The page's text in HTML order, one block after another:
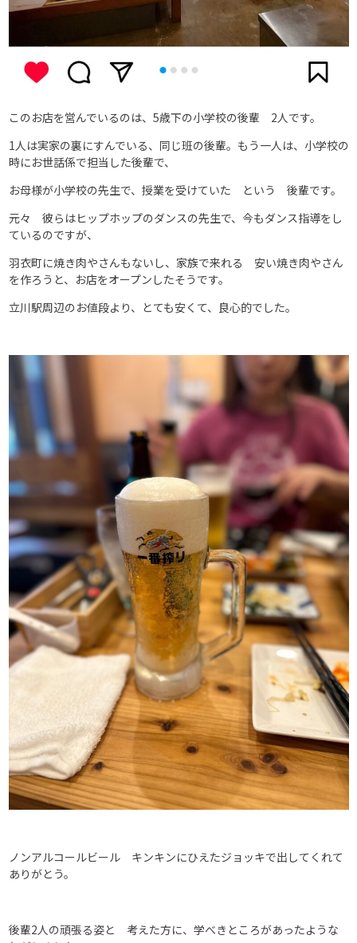
このお店を営んでいるのは、5歳下の小学校の後輩 2人です。
1人は実家の裏にすんでいる、同じ班の後輩。もう一人は、小学校の
時にお世話係で担当した後輩で、
お母様が小学校の先生で、授業を受けていた という 後輩です。
元々 彼らはヒップホップのダンスの先生で、今もダンス指導をし
ているのですが、
羽衣町に焼き肉やさんもないし、家族で来れる 安い焼き肉やさん
を作ろうと、お店をオープンしたそうです。
立川駅周辺のお値段より、とても安くて、良心的でした。
ノンアルコールビール キンキンにひえたジョッキで出してくれて
ありがとう。
後輩2人の頑張る姿と 考えた方に、学べきところがあったような